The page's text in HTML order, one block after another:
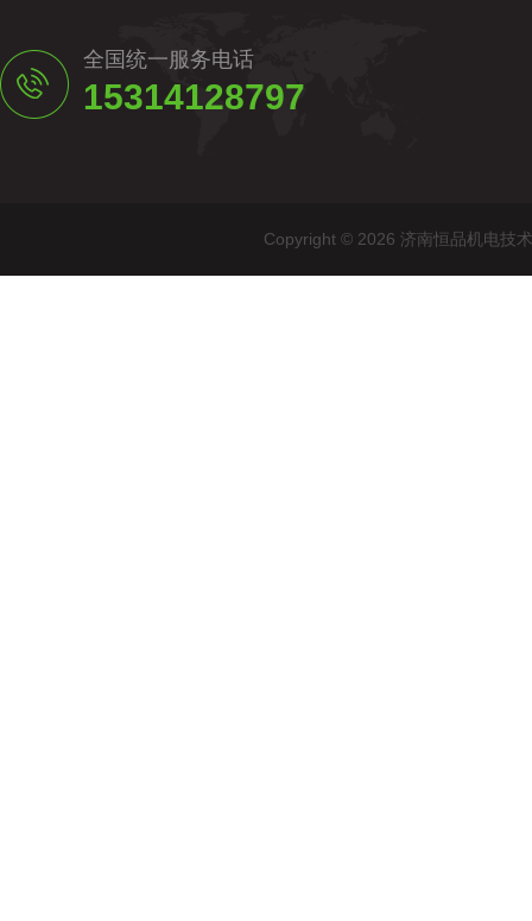
全国统一服务电话
15314128797
Copyright © 2026 济南恒品机电技